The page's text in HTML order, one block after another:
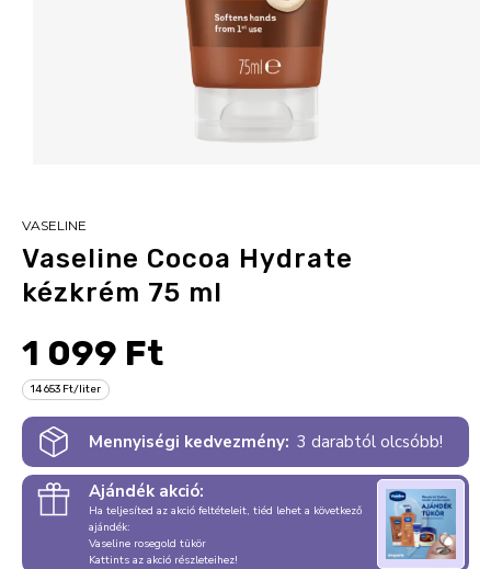
VASELINE
Vaseline Cocoa Hydrate
kézkrém 75 ml
1 099 Ft
14 653 Ft/liter
Mennyiségi kedvezmény: 3 darabtól olcsóbb!
Ajándék akció:
Ha teljesíted az akció feltételeit, tiéd lehet a következő
ajándék:
Vaseline rosegold tükör
Kattints az akció részleteihez!